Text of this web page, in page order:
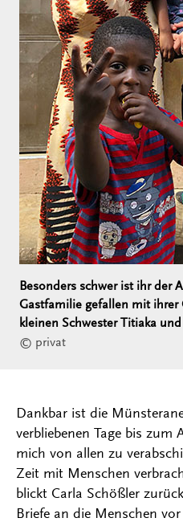
Besonders schwer ist ihr der
Gastfamilie gefallen mit ihrer
kleinen Schwester Titiaka
© privat
Dankbar ist die
verbliebenen Tage bis zum
mich von allen zu
Zeit mit Menschen
blickt Carla Schößler
Briefe an die Menschen